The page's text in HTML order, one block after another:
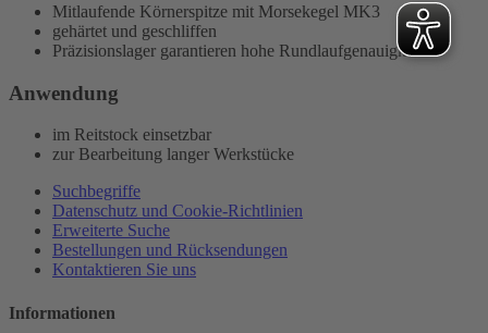
Mitlaufende Körnerspitze mit Morsekegel MK3
gehärtet und geschliffen
Präzisionslager garantieren hohe Rundlaufgenauigkeit
Anwendung
im Reitstock einsetzbar
zur Bearbeitung langer Werkstücke
Suchbegriffe
Datenschutz und Cookie-Richtlinien
Erweiterte Suche
Bestellungen und Rücksendungen
Kontaktieren Sie uns
Informationen